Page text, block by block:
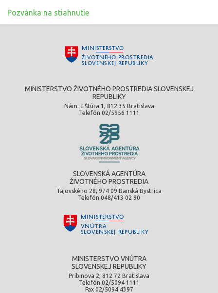
Pozvánka na stiahnutie
MINISTERSTVO ŽIVOTNÉHO PROSTREDIA SLOVENSKEJ
REPUBLIKY
Nám. Ľ.Štúra 1, 812 35 Bratislava
Telefón 02/5956 1111
SLOVENSKÁ AGENTÚRA
ŽIVOTNÉHO PROSTREDIA
Tajovského 28, 974 09 Banská Bystrica
Telefón 048/413 02 90
MINISTERSTVO VNÚTRA
SLOVENSKEJ REPUBLIKY
Pribinova 2, 812 72 Bratislava
Telefón 02/5094 1111
Fax 02/5094 4397